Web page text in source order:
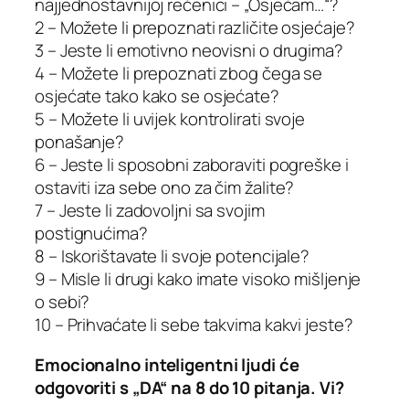
2 – Možete li prepoznati različite osjećaje?
3 – Jeste li emotivno neovisni o drugima?
4 – Možete li prepoznati zbog čega se
osjećate tako kako se osjećate?
5 – Možete li uvijek kontrolirati svoje
ponašanje?
6 – Jeste li sposobni zaboraviti pogreške i
ostaviti iza sebe ono za čim žalite?
7 – Jeste li zadovoljni sa svojim
postignućima?
8 – Iskorištavate li svoje potencijale?
9 – Misle li drugi kako imate visoko mišljenje
o sebi?
10 – Prihvaćate li sebe takvima kakvi jeste?
Emocionalno inteligentni ljudi će
odgovoriti s „DA“ na 8 do 10 pitanja. Vi?